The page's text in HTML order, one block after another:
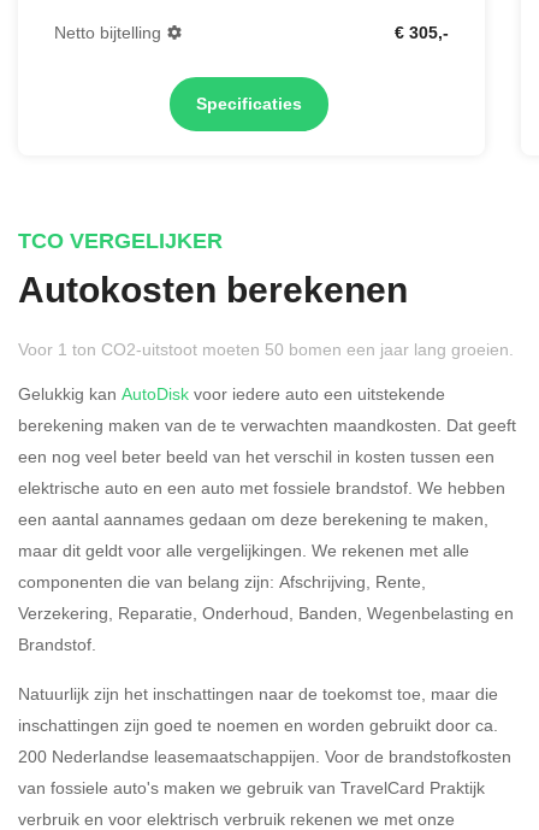
Netto bijtelling € 305,-
Specificaties
Rijdt u meer dan 500
kilometer privé?
Ja Nee
Belastingspercentage
37,07% (Belastbaar tot €
69.399,- )
Eigen bijdrage
TCO VERGELIJKER
Autokosten berekenen
Voor 1 ton CO2-uitstoot moeten 50 bomen een jaar lang groeien.
Gelukkig kan AutoDisk voor iedere auto een uitstekende
berekening maken van de te verwachten maandkosten. Dat geeft
een nog veel beter beeld van het verschil in kosten tussen een
elektrische auto en een auto met fossiele brandstof. We hebben
een aantal aannames gedaan om deze berekening te maken,
maar dit geldt voor alle vergelijkingen. We rekenen met alle
componenten die van belang zijn: Afschrijving, Rente,
Verzekering, Reparatie, Onderhoud, Banden, Wegenbelasting en
Brandstof.
Natuurlijk zijn het inschattingen naar de toekomst toe, maar die
inschattingen zijn goed te noemen en worden gebruikt door ca.
200 Nederlandse leasemaatschappijen. Voor de brandstofkosten
van fossiele auto's maken we gebruik van TravelCard Praktijk
verbruik en voor elektrisch verbruik rekenen we met onze